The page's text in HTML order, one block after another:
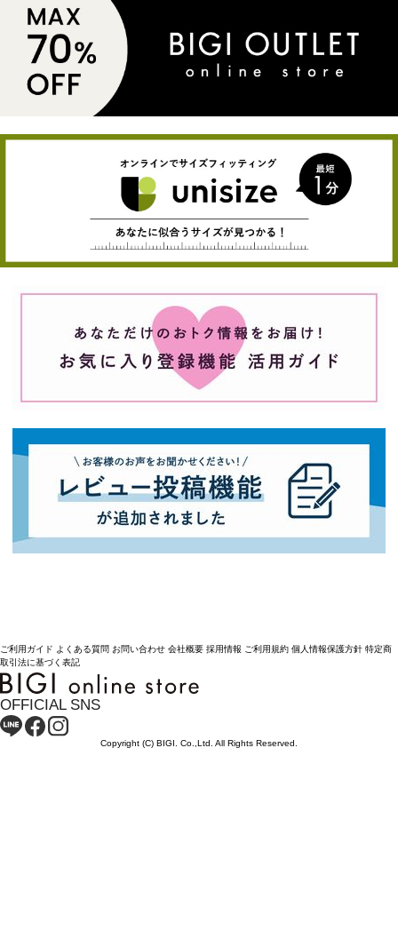
ご利用ガイド よくある質問 お問い合わせ 会社概要 採用情報 ご利用規約 個人情報保護方針 特定商
取引法に基づく表記
OFFICIAL SNS
Copyright (C) BIGI. Co.,Ltd. All Rights Reserved.